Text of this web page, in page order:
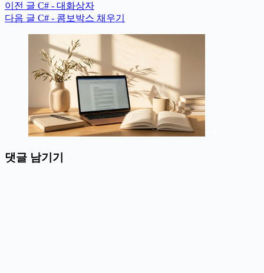
이전 글 C# - 대화상자
다음 글 C# - 콤보박스 채우기
댓글 남기기